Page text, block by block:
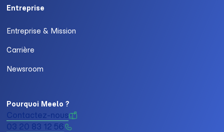
Entreprise
Entreprise & Mission
Carrière
Newsroom
Pourquoi Meelo ?
Contactez-nous
03 20 83 12 56